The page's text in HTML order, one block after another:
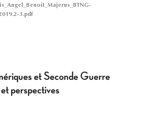
3.pdf
et Seconde Guerre
perspectives